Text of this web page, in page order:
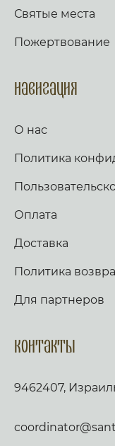
Святые места
Пожертвование
Навигация
О нас
Политика
Оплата
Доставка
Политика
Для партнеров
Контакты
9462407,